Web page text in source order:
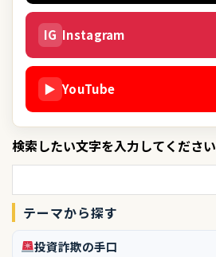
IG Instagram
▶ YouTube
検索したい文字を入力してください
テーマから探す
投資詐欺の手口